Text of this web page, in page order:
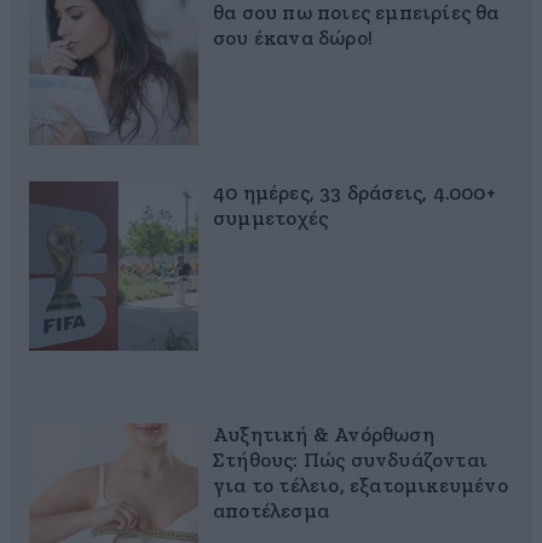
θα σου πω ποιες εμπειρίες θα
σου έκανα δώρο!
40 ημέρες, 33 δράσεις, 4.000+
συμμετοχές
Αυξητική & Ανόρθωση
Στήθους: Πώς συνδυάζονται
για το τέλειο, εξατομικευμένο
αποτέλεσμα